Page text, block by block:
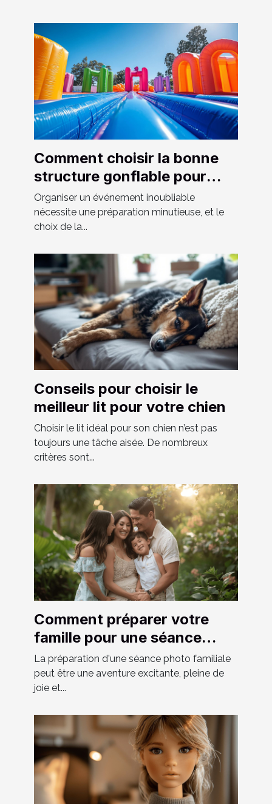
Comment choisir la bonne
structure gonflable pour
votre événement
Organiser un événement inoubliable
nécessite une préparation minutieuse, et le
choix de la...
Conseils pour choisir le
meilleur lit pour votre chien
Choisir le lit idéal pour son chien n’est pas
toujours une tâche aisée. De nombreux
critères sont...
Comment préparer votre
famille pour une séance
photo réussie
La préparation d'une séance photo familiale
peut être une aventure excitante, pleine de
joie et...